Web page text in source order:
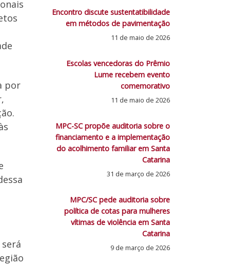
por
Encontro discute sustentatibilidade
em métodos de pavimentação
11 de maio de 2026
Escolas vencedoras do Prêmio
Lume recebem evento
comemorativo
11 de maio de 2026
MPC-SC propõe auditoria sobre o
financiamento e a implementação
do acolhimento familiar em Santa
Catarina
31 de março de 2026
MPC/SC pede auditoria sobre
política de cotas para mulheres
vítimas de violência em Santa
Catarina
9 de março de 2026